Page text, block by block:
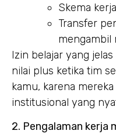
Skema
Transfer
mengambil
Izin belajar yang jelas
nilai plus ketika tim
kamu, karena
institusional yang
2. Pengalaman kerja